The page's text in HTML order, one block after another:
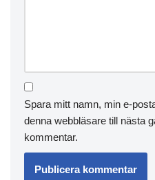
Spara mitt namn, min e-
denna webbläsare till nästa
kommentar.